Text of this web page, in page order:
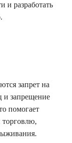
и разработать
запрет на
и запрещение
помогает
торговлю,